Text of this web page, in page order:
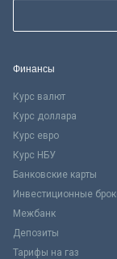
Финансы
Курс валют
Курс доллара
Курс евро
Курс НБУ
Банковские карты
Инвестиционные
Межбанк
Депозиты
Тарифы на газ